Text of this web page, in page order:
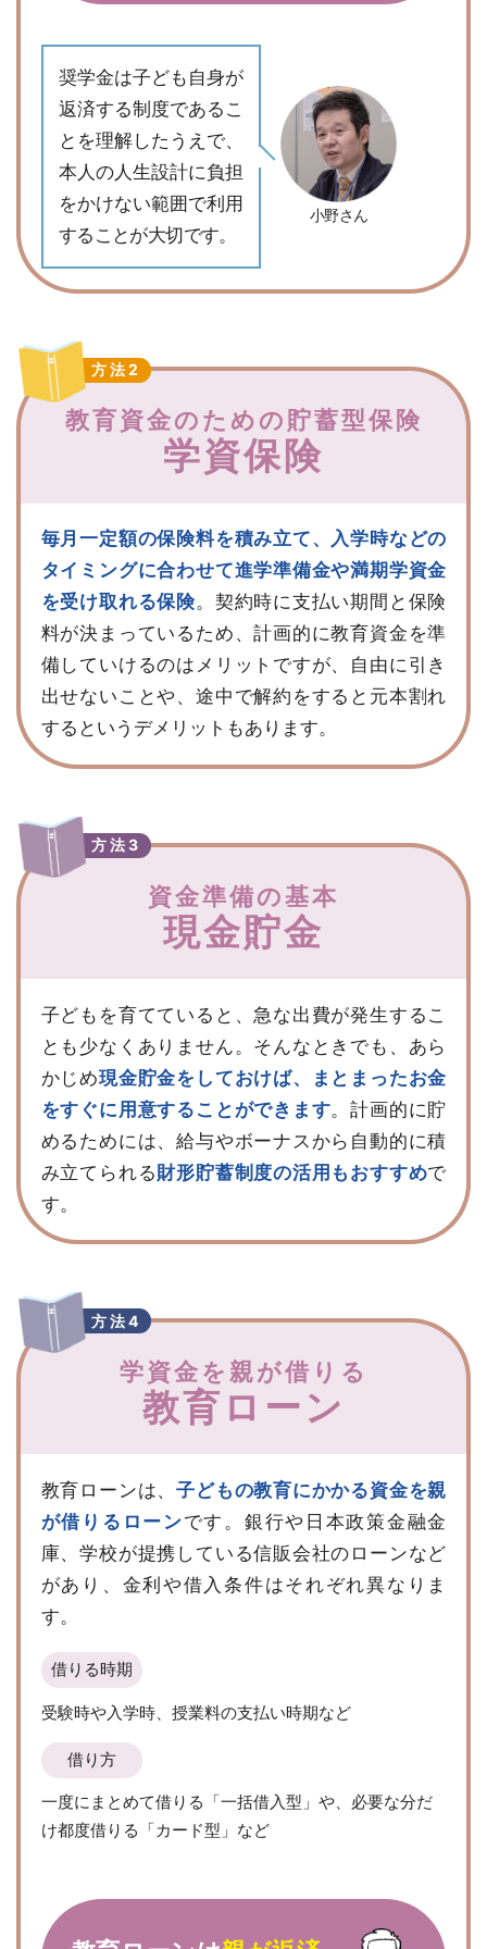
奨学金は子ども自身が
返済する制度であるこ
とを理解したうえで、
本人の人生設計に負担
をかけない範囲で利用
することが大切です。
小野さん
方法2
教育資金のための貯蓄型保険
学資保険
毎月一定額の保険料を積み立て、入学時などの
タイミングに合わせて進学準備金や満期学資金
を受け取れる保険。契約時に支払い期間と保険
料が決まっているため、計画的に教育資金を準
備していけるのはメリットですが、自由に引き
出せないことや、途中で解約をすると元本割れ
するというデメリットもあります。
方法3
資金準備の基本
現金貯金
子どもを育てていると、急な出費が発生するこ
とも少なくありません。そんなときでも、あら
かじめ現金貯金をしておけば、まとまったお金
をすぐに用意することができます。計画的に貯
めるためには、給与やボーナスから自動的に積
み立てられる財形貯蓄制度の活用もおすすめで
す。
方法4
学資金を親が借りる
教育ローン
教育ローンは、子どもの教育にかかる資金を親
が借りるローンです。銀行や日本政策金融金
庫、学校が提携している信販会社のローンなど
があり、金利や借入条件はそれぞれ異なりま
す。
借りる時期
受験時や入学時、授業料の支払い時期など
借り方
一度にまとめて借りる「一括借入型」や、必要な分だ
け都度借りる「カード型」など